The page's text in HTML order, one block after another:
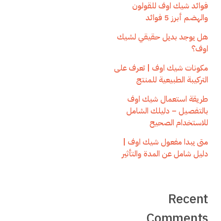
فوائد شيك اوف للقولون
والهضم أبرز 5 فوائد
هل يوجد بديل حقيقي لشيك
اوف؟
مكونات شيك اوف | تعرف على
التركيبة الطبيعية للمنتج
طريقة استعمال شيك اوف
بالتفصيل – دليلك الشامل
للاستخدام الصحيح
متى يبدا مفعول شيك اوف |
دليل شامل عن المدة والتأثير
Recent